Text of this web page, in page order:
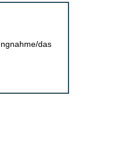
das